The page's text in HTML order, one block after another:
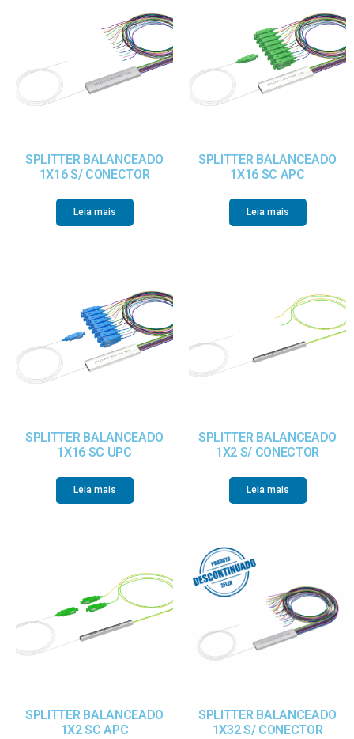
SPLITTER BALANCEADO
1X16 S/ CONECTOR
Leia mais
SPLITTER BALANCEADO
1X16 SC APC
Leia mais
SPLITTER BALANCEADO
1X16 SC UPC
Leia mais
SPLITTER BALANCEADO
1X2 S/ CONECTOR
Leia mais
SPLITTER BALANCEADO
1X2 SC APC
SPLITTER BALANCEADO
1X32 S/ CONECTOR